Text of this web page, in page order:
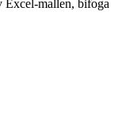
Excel-mallen, bifoga